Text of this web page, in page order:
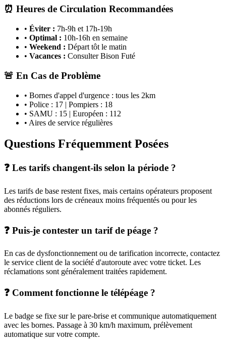
⏰ Heures de Circulation Recommandées
• Éviter : 7h-9h et 17h-19h
• Optimal : 10h-16h en semaine
• Weekend : Départ tôt le matin
• Vacances : Consulter Bison Futé
🚨 En Cas de Problème
• Bornes d'appel d'urgence : tous les 2km
• Police : 17 | Pompiers : 18
• SAMU : 15 | Européen : 112
• Aires de service régulières
Questions Fréquemment Posées
❓ Les tarifs changent-ils selon la période ?
Les tarifs de base restent fixes, mais certains opérateurs proposent
des réductions lors de créneaux moins fréquentés ou pour les
abonnés réguliers.
❓ Puis-je contester un tarif de péage ?
En cas de dysfonctionnement ou de tarification incorrecte, contactez
le service client de la société d'autoroute avec votre ticket. Les
réclamations sont généralement traitées rapidement.
❓ Comment fonctionne le télépéage ?
Le badge se fixe sur le pare-brise et communique automatiquement
avec les bornes. Passage à 30 km/h maximum, prélèvement
automatique sur votre compte.